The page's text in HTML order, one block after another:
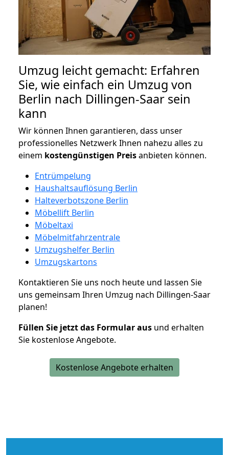
Umzug leicht gemacht: Erfahren
Sie, wie einfach ein Umzug von
Berlin nach Dillingen-Saar sein
kann
Wir können Ihnen garantieren, dass unser
professionelles Netzwerk Ihnen nahezu alles zu
einem kostengünstigen Preisanbieten können.
Entrümpelung
Haushaltsauflösung Berlin
Halteverbotszone Berlin
Möbellift Berlin
Möbeltaxi
Möbelmitfahrzentrale
Umzugshelfer Berlin
Umzugskartons
Kontaktieren Sie uns noch heute und lassen Sie
uns gemeinsam Ihren Umzug nach Dillingen-Saar
planen!
Füllen Sie jetzt das Formular aus und erhalten
Sie kostenlose Angebote.
Kostenlose Angebote erhalten